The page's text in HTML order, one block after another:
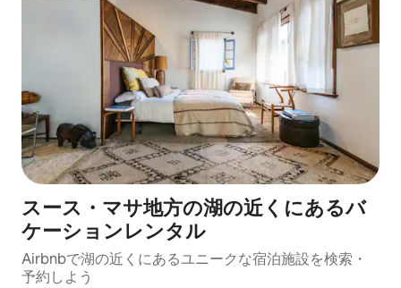
スース・マサ地方の湖の近くにあるバ
ケーションレンタル
Airbnbで湖の近くにあるユニークな宿泊施設を検索・
予約しよう